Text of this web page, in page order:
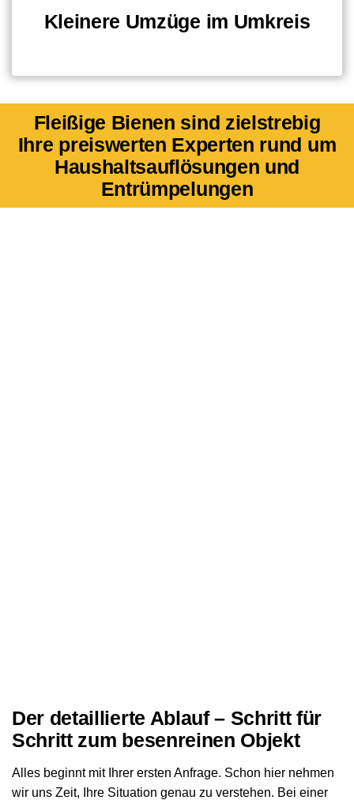
Kleinere Umzüge im Umkreis
Fleißige Bienen sind zielstrebig
Ihre preiswerten Experten rund um
Haushaltsauflösungen und
Entrümpelungen
Der detaillierte Ablauf – Schritt für
Schritt zum besenreinen Objekt
Alles beginnt mit Ihrer ersten Anfrage. Schon hier nehmen
wir uns Zeit, Ihre Situation genau zu verstehen. Bei einer